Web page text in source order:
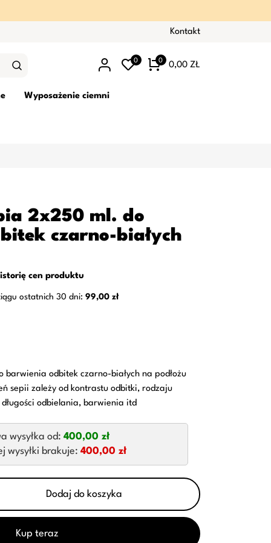
Kontakt
0 0 0,00 ZŁ
Wyposażenie ciemni
2x250 ml. do
czarno-białych
cen produktu
ostatnich 30 dni: 99,00 zł
barwienia odbitek czarno-białych na podłożu
sepii zależy od kontrastu odbitki, rodzaju
odbielania, barwienia itd
wysyłka od: 400,00 zł
wysyłki brakuje: 400,00 zł
Dodaj do koszyka
Kup teraz